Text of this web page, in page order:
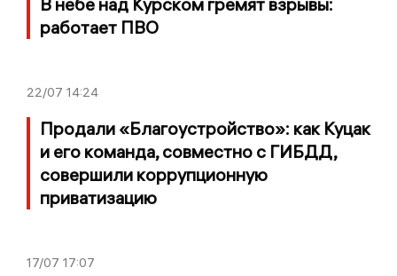
работает ПВО
22/07 14:24
Продали «Благоустройство»: как Куцак
и его команда, совместно с ГИБДД,
совершили коррупционную
приватизацию
17/07 17:07